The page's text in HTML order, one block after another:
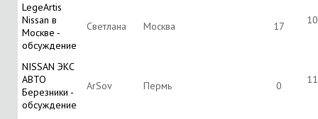
LegeArtis
Nissan в
Москве -
обсуждение
Светлана Москва 17
NISSAN ЭКС
АВТО
Березники -
обсуждение
ArSov Пермь 0